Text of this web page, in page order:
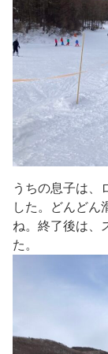
うちの息子は、
した。どんどん
ね。終了後は、
た。